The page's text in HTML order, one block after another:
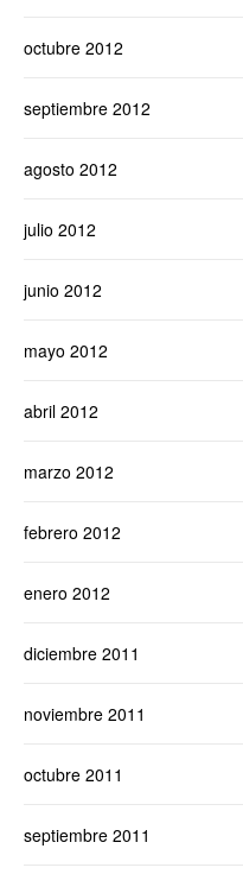
octubre 2012
septiembre 2012
agosto 2012
julio 2012
junio 2012
mayo 2012
abril 2012
marzo 2012
febrero 2012
enero 2012
diciembre 2011
noviembre 2011
octubre 2011
septiembre 2011